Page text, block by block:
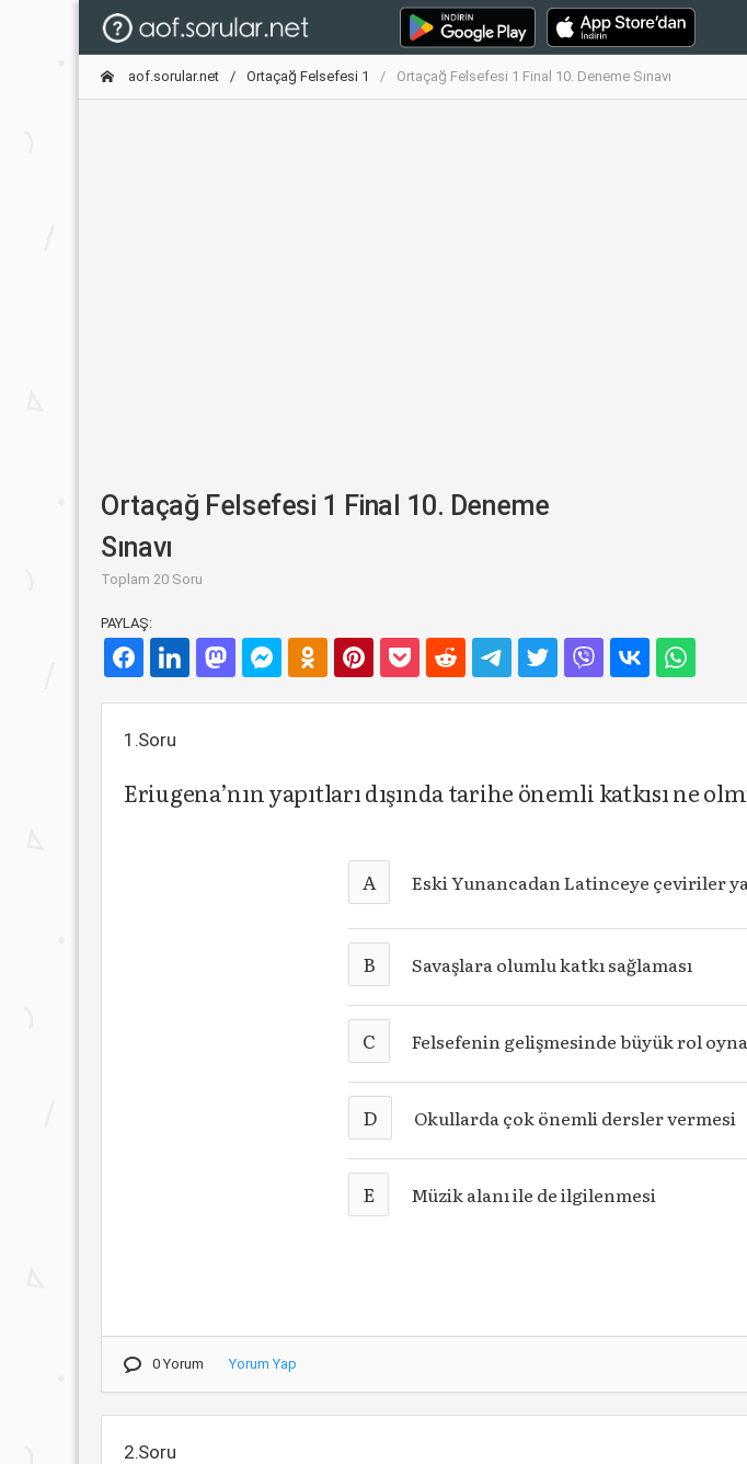
aof.sorular.net Ortaçağ Felsefesi 1 Ortaçağ Felsefesi 1 Final 10. Deneme Sınavı
Ortaçağ Felsefesi 1 Final 10. Deneme
Sınavı
Toplam 20 Soru
PAYLAŞ:
1.Soru
Eriugena’nın yapıtları dışında tarihe önemli katkısı ne
A Eski Yunancadan Latinceye çeviriler
B Savaşlara olumlu katkı sağlaması
C Felsefenin gelişmesinde büyük rol
D Okullarda çok önemli dersler vermesi
E Müzik alanı ile de ilgilenmesi
0 Yorum Yorum Yap
2.Soru